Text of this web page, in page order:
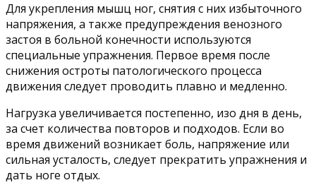
Для укрепления мышц ног, снятия с них избыточного
напряжения, а также предупреждения венозного
застоя в больной конечности используются
специальные упражнения. Первое время после
снижения остроты патологического процесса
движения следует проводить плавно и медленно.
Нагрузка увеличивается постепенно, изо дня в день,
за счет количества повторов и подходов. Если во
время движений возникает боль, напряжение или
сильная усталость, следует прекратить упражнения и
дать ноге отдых.